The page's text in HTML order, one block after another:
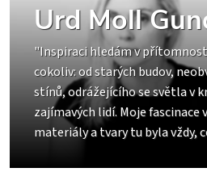
Urd Moll
"Inspiraci hledám v
cokoliv: od starých budov,
stínů, odrážejícího se světla v
zajímavých lidí. Moje fascinace
materiály a tvary tu byla vždy,